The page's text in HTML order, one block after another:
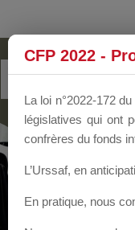
Groupe Public
CFP 2022 -
La loi n°2022-172
législatives qui ont
confrères du fonds
L’Urssaf, en
En pratique, nous